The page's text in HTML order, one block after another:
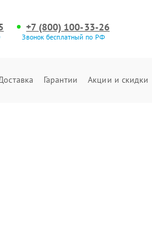
+7 (800) 100-33-26
Звонок бесплатный по РФ
Гарантии Акции и скидки